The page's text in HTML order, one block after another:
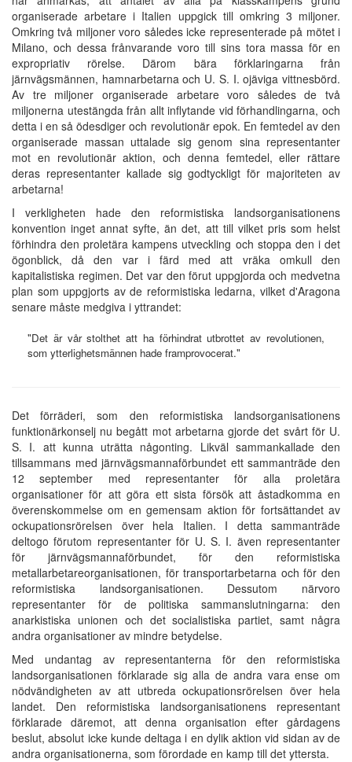
organiserade arbetare i Italien uppgick till omkring 3 miljoner.
Omkring två miljoner voro således icke representerade på mötet i
Milano, och dessa frånvarande voro till sins tora massa för en
expropriativ rörelse. Därom bära förklaringarna från
järnvägsmännen, hamnarbetarna och U. S. I. ojäviga vittnesbörd.
Av tre miljoner organiserade arbetare voro således de två
miljonerna utestängda från allt inflytande vid förhandlingarna, och
detta i en så ödesdiger och revolutionär epok. En femtedel av den
organiserade massan uttalade sig genom sina representanter
mot en revolutionär aktion, och denna femtedel, eller rättare
deras representanter kallade sig godtyckligt för majoriteten av
arbetarna!
I verkligheten hade den reformistiska landsorganisationens
konvention inget annat syfte, än det, att till vilket pris som helst
förhindra den proletära kampens utveckling och stoppa den i det
ögonblick, då den var i färd med att vräka omkull den
kapitalistiska regimen. Det var den förut uppgjorda och medvetna
plan som uppgjorts av de reformistiska ledarna, vilket d'Aragona
senare måste medgiva i yttrandet:
"Det är vår stolthet att ha förhindrat utbrottet av revolutionen,
som ytterlighetsmännen hade framprovocerat."
Det förräderi, som den reformistiska landsorganisationens
funktionärkonselj nu begått mot arbetarna gjorde det svårt för U.
S. I. att kunna uträtta någonting. Likväl sammankallade den
tillsammans med järnvägsmannaförbundet ett sammanträde den
12 september med representanter för alla proletära
organisationer för att göra ett sista försök att åstadkomma en
överenskommelse om en gemensam aktion för fortsättandet av
ockupationsrörelsen över hela Italien. I detta sammanträde
deltogo förutom representanter för U. S. I. även representanter
för järnvägsmannaförbundet, för den reformistiska
metallarbetareorganisationen, för transportarbetarna och för den
reformistiska landsorganisationen. Dessutom närvoro
representanter för de politiska sammanslutningarna: den
anarkistiska unionen och det socialistiska partiet, samt några
andra organisationer av mindre betydelse.
Med undantag av representanterna för den reformistiska
landsorganisationen förklarade sig alla de andra vara ense om
nödvändigheten av att utbreda ockupationsrörelsen över hela
landet. Den reformistiska landsorganisationens representant
förklarade däremot, att denna organisation efter gårdagens
beslut, absolut icke kunde deltaga i en dylik aktion vid sidan av de
andra organisationerna, som förordade en kamp till det yttersta.